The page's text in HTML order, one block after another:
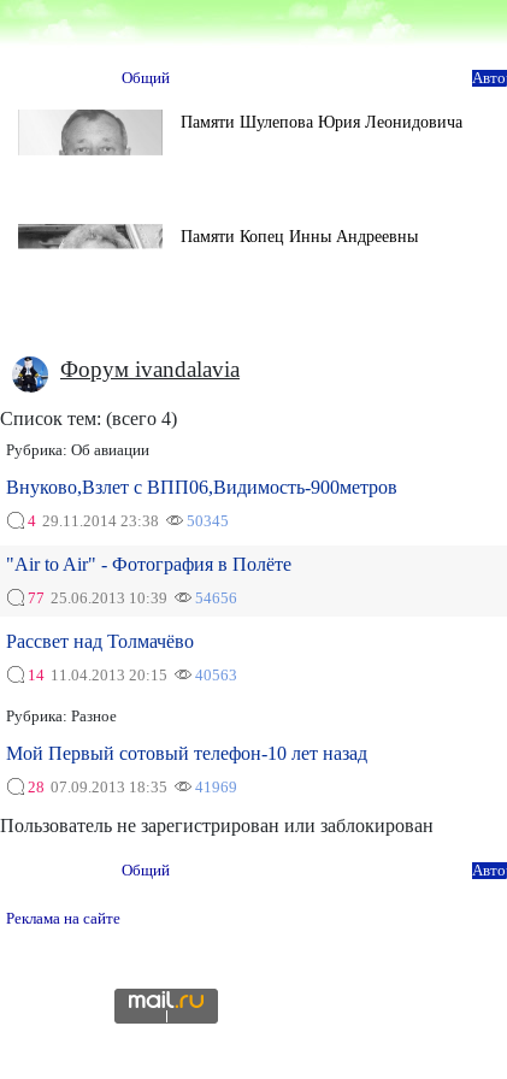
Общий
Памяти Шулепова Юрия Леонидовича
Памяти Копец Инны Андреевны
Форум ivandalavia
Список тем: (всего 4)
Рубрика: Об авиации
Внуково,Взлет с ВПП06,Видимость-900метров
4 29.11.2014 23:38 50345
"Air to Air" - Фотография в Полёте
77 25.06.2013 10:39 54656
Рассвет над Толмачёво
14 11.04.2013 20:15 40563
Рубрика: Разное
Мой Первый сотовый телефон-10 лет назад
28 07.09.2013 18:35 41969
Пользователь не зарегистрирован или заблокирован
Общий
Реклама на сайте